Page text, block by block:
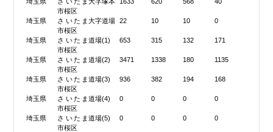
市桜区
埼玉県
さいたま
市桜区
大字道場 22 10 10 0
埼玉県
さいたま
市桜区
道場(1) 653 315 132 171
埼玉県
さいたま
市桜区
道場(2) 3471 1338 180 1135
埼玉県
さいたま
市桜区
道場(3) 936 382 194 168
埼玉県
さいたま
市桜区
道場(4) 0 0 0 0
埼玉県
さいたま
市桜区
道場(5) 0 0 0 0